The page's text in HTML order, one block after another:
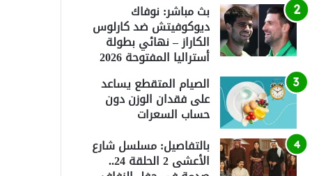
بث مباشر: نوفاك
ديوكوفيتش ضد كارلوس
الكاراز – نهائي بطولة
أستراليا المفتوحة 2026
الصيام المتقطع يساعد
على فقدان الوزن دون
حساب السعرات
بالتفاصيل: مسلسل شارع
الأعشى 2 الحلقة 24..